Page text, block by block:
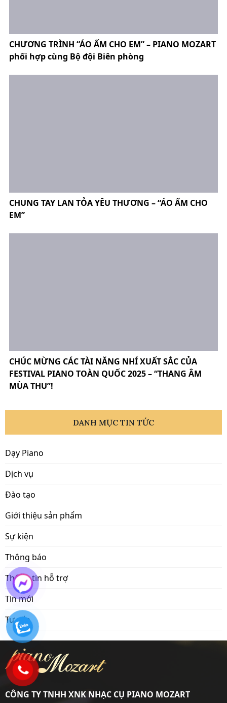
CHƯƠNG TRÌNH “ÁO ẤM CHO EM” – PIANO MOZART
phối hợp cùng Bộ đội Biên phòng
CHUNG TAY LAN TỎA YÊU THƯƠNG – “ÁO ẤM CHO
EM”
CHÚC MỪNG CÁC TÀI NĂNG NHÍ XUẤT SẮC CỦA
FESTIVAL PIANO TOÀN QUỐC 2025 – “THANG ÂM
MÙA THU”!
DANH MỤC TIN TỨC
Dạy Piano
Dịch vụ
Đào tạo
Giới thiệu sản phẩm
Sự kiện
Thông báo
Thông tin hỗ trợ
Tin mới
Tư vấn
CÔNG TY TNHH XNK NHẠC CỤ PIANO MOZART